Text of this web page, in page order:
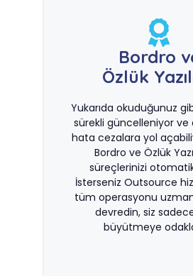
Bordro
Özlük
Yukarıda okuduğunuz
sürekli güncelleniyor ve
hata cezalara yol
Bordro ve Özlük
süreçlerinizi
İsterseniz Outsource
tüm operasyonu
devredin, siz
büyütmeye